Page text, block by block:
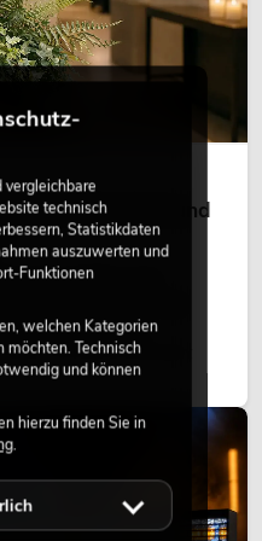
Sicherheit und
Sie schaffen eine
das Ambiente und
Restaurants,
auf Messeständen:
heute längst zum
technisch
Statistikdaten
auszuwerten und
Funktionen
welchen Kategorien
möchten. Technisch
und können
hierzu finden Sie in
.